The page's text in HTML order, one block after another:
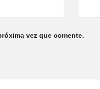
vez que comente.